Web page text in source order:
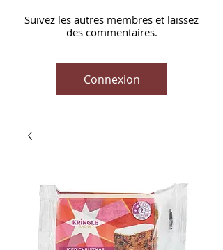
Suivez les autres membres et laissez
des commentaires.
Connexion